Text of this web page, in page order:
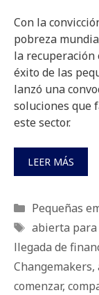
Con la
pobreza
la recuperación
éxito de las
lanzó una
soluciones que
este sector.
LEER MÁS
Categorías
Pequeñas
Etiquetas
abierta
llegada de
Changemakers,
comenzar,